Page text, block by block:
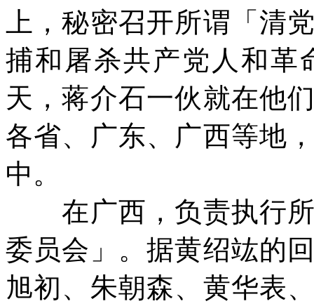
上，秘密召开所谓「清
捕和屠杀共产党人和革
天，蒋介石一伙就在他
各省、广东、广西等地
中。
在广西，负责执行所
委员会」。据黄绍竑的
旭初、朱朝森、黄华表